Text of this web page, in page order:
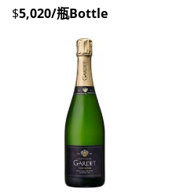
$5,020/瓶Bottle